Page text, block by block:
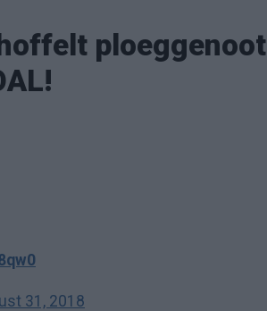
ploeggenoot
31, 2018